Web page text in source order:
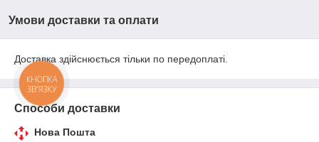
Умови доставки та оплати
Доставка здійснюється тільки по передоплаті.
Способи доставки
Нова Пошта
КНОПКА
ЗВ'ЯЗКУ